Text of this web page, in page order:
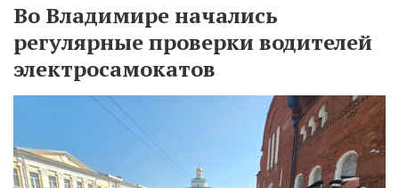
Во Владимире начались
регулярные проверки водителей
электросамокатов